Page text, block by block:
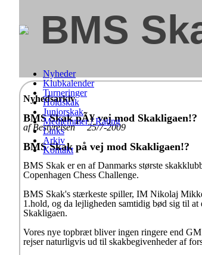
BMS
Nyheder
Klubkalender
Turneringer
Holdskak
Juniorskak
Medlemmer / Rating
Links
Arkiv
Kontakt
Nyhedsarkiv
BMS Skak pÃ¥ vej mod Skakligaen!?
af Bestyrelsen 25/7-2009
BMS Skak på vej mod Skakligaen!?
BMS Skak er en af Danmarks største
Copenhagen Chess Challenge.
BMS Skak's stærkeste spiller, IM Nikolaj
1.hold, og da lejligheden samtidig bød sig til
Skakligaen.
Vores nye topbræt bliver ingen ringere end
rejser naturligvis ud til skakbegivenheder af